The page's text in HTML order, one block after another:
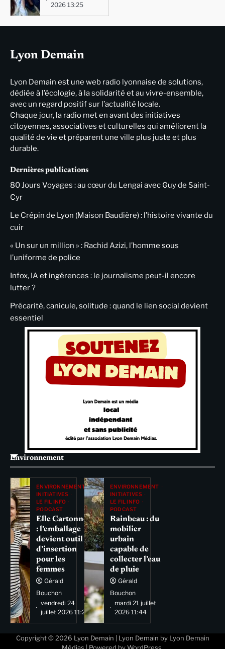
2026 13:25
Lyon Demain
Lyon Demain est une web radio lyonnaise de solutions,
dédiée à l’écologie, à la solidarité et au vivre-ensemble,
avec un regard positif sur l’actualité locale.
Chaque jour, la radio met en avant des initiatives
citoyennes, associatives et culturelles qui améliorent la
qualité de vie et préparent une ville plus juste et plus
durable.
Dernières publications
80 Jours Voyages : au cœur du Lengai avec Guy de Saint-
Cyr
Le Crépin de Lyon (Maison Baudière) : l’histoire vivante du
cuir
« Un sur un million » : Rachid Azizi, l’homme sous
l’uniforme de police
Infox, IA et ingérences : le journalisme peut-il encore
lutter ?
Précarité, canicule, solitude : quand le lien social devient
essentiel
Environnement
ENVIRONNEMENT
INITIATIVES
LE FIL INFO
PODCAST
Elle Cartonne
: l’emballage
devient outil
d’insertion
pour les
femmes
Gérald
Bouchon
vendredi 24
juillet 2026 11:29
ENVIRONNEMENT
INITIATIVES
LE FIL INFO
PODCAST
Rainbeau : du
mobilier
urbain
capable de
collecter l’eau
de pluie
Gérald
Bouchon
mardi 21 juillet
2026 11:44
Copyright © 2026 Lyon Demain | Lyon Demain by Lyon Demain